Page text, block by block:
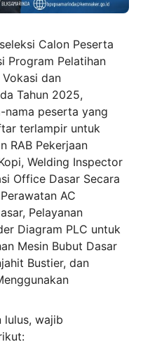
Calon Peserta
Program Pelatihan
dan
Tahun 2025,
nama peserta yang
terlampir untuk
RAB Pekerjaan
Welding Inspector
Office Dasar Secara
AC
Pelayanan
Diagram PLC untuk
Mesin Bubut Dasar
Bustier, dan
lulus, wajib